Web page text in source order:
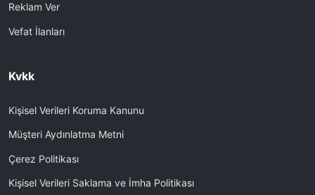
Reklam Ver
Vefat İlanları
Kvkk
Kişisel Verileri Koruma Kanunu
Müşteri Aydınlatma Metni
Çerez Politikası
Kişisel Verileri Saklama ve İmha Politikası